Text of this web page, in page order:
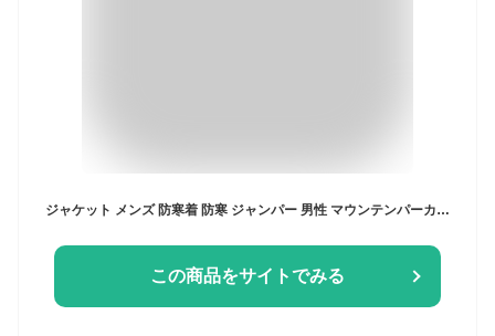
ジャケット メンズ 防寒着 防寒 ジャンパー 男性 マウンテンパーカー アウター ソフトシェル 秋 冬 冬服 服 服装 メンズ レディース 暖かい 登山/キャンプ/アウトドア/自転車/バイク/通勤/通学【ラドウェザー LAD WEATHER】
この商品をサイトでみる